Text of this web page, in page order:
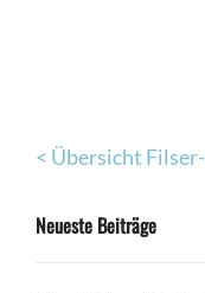
< Übersicht
Neueste Beiträge